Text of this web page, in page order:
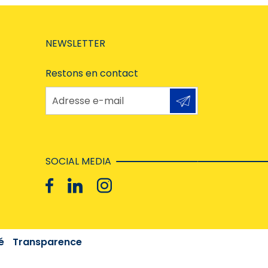
NEWSLETTER
Restons en contact
Adresse e-mail
SOCIAL MEDIA
Transparence